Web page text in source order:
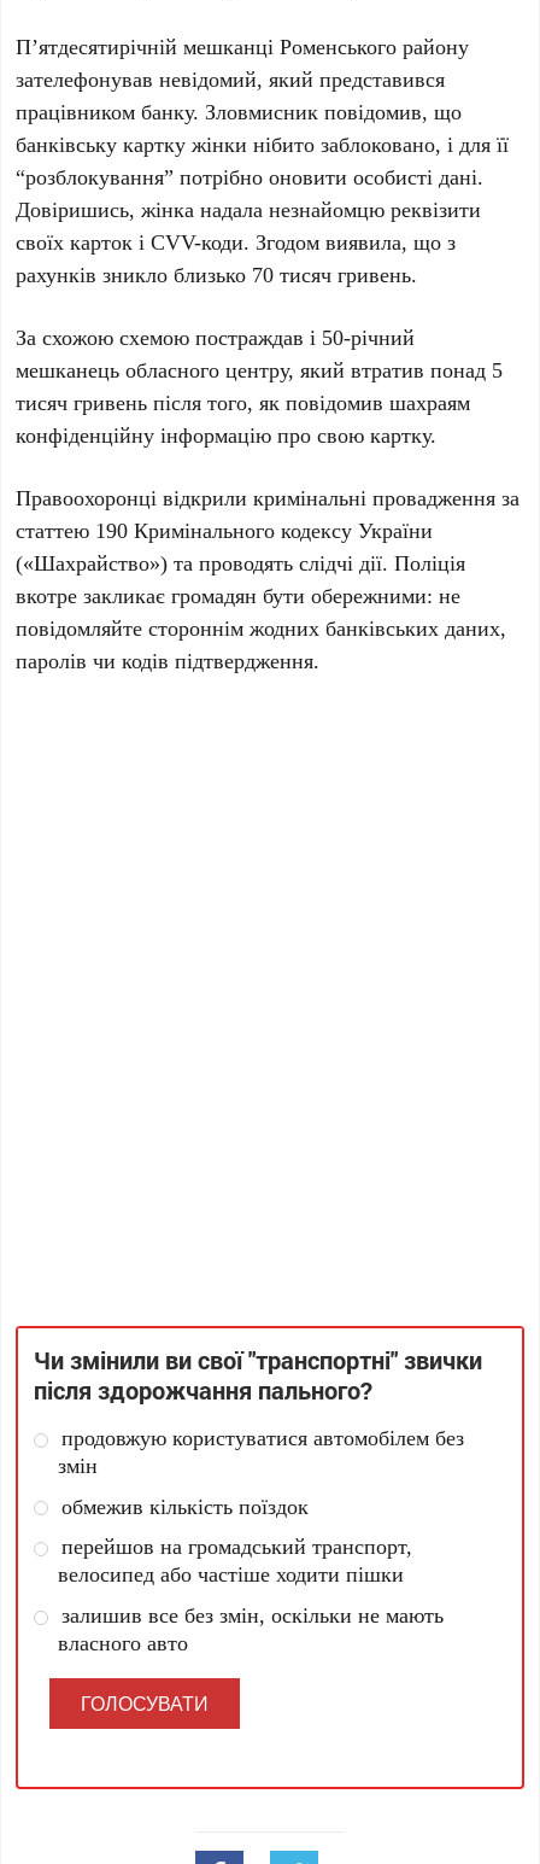
П’ятдесятирічній мешканці Роменського району
зателефонував невідомий, який представився
працівником банку. Зловмисник повідомив, що
банківську картку жінки нібито заблоковано, і для її
“розблокування” потрібно оновити особисті дані.
Довіришись, жінка надала незнайомцю реквізити
своїх карток і CVV-коди. Згодом виявила, що з
рахунків зникло близько 70 тисяч гривень.
За схожою схемою постраждав і 50-річний
мешканець обласного центру, який втратив понад 5
тисяч гривень після того, як повідомив шахраям
конфіденційну інформацію про свою картку.
Правоохоронці відкрили кримінальні провадження за
статтею 190 Кримінального кодексу України
(«Шахрайство») та проводять слідчі дії. Поліція
вкотре закликає громадян бути обережними: не
повідомляйте стороннім жодних банківських даних,
паролів чи кодів підтвердження.
Чи змінили ви свої "транспортні" звички
після здорожчання пального?
продовжую користуватися автомобілем без
змін
обмежив кількість поїздок
перейшов на громадський транспорт,
велосипед або частіше ходити пішки
залишив все без змін, оскільки не мають
власного авто